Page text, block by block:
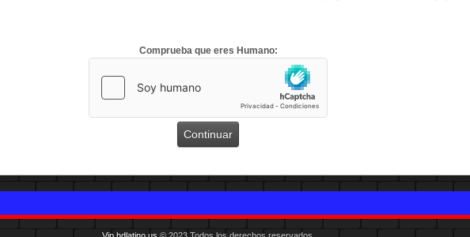
Comprueba que eres Humano: